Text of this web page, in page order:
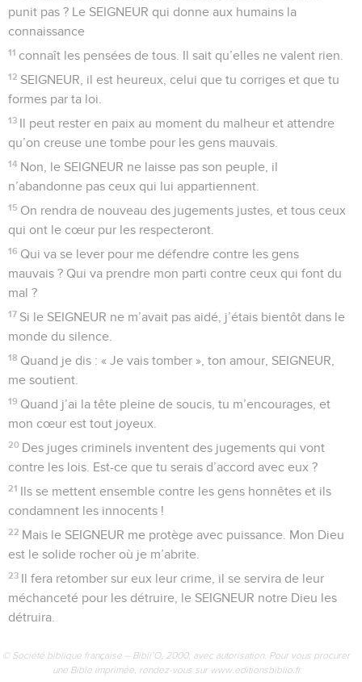
punit pas ? Le SEIGNEUR qui donne aux humains la
connaissance
11 connaît les pensées de tous. Il sait qu’elles ne valent rien.
12 SEIGNEUR, il est heureux, celui que tu corriges et que tu
formes par ta loi.
13 Il peut rester en paix au moment du malheur et attendre
qu’on creuse une tombe pour les gens mauvais.
14 Non, le SEIGNEUR ne laisse pas son peuple, il
n’abandonne pas ceux qui lui appartiennent.
15 On rendra de nouveau des jugements justes, et tous ceux
qui ont le cœur pur les respecteront.
16 Qui va se lever pour me défendre contre les gens
mauvais ? Qui va prendre mon parti contre ceux qui font du
mal ?
17 Si le SEIGNEUR ne m’avait pas aidé, j’étais bientôt dans le
monde du silence.
18 Quand je dis : « Je vais tomber », ton amour, SEIGNEUR,
me soutient.
19 Quand j’ai la tête pleine de soucis, tu m’encourages, et
mon cœur est tout joyeux.
20 Des juges criminels inventent des jugements qui vont
contre les lois. Est-ce que tu serais d’accord avec eux ?
21 Ils se mettent ensemble contre les gens honnêtes et ils
condamnent les innocents !
22 Mais le SEIGNEUR me protège avec puissance. Mon Dieu
est le solide rocher où je m’abrite.
23 Il fera retomber sur eux leur crime, il se servira de leur
méchanceté pour les détruire, le SEIGNEUR notre Dieu les
détruira.
© Société biblique française – Bibli’O, 2000, avec autorisation. Pour vous procurer
une Bible imprimée, rendez-vous sur www.editionsbiblio.fr